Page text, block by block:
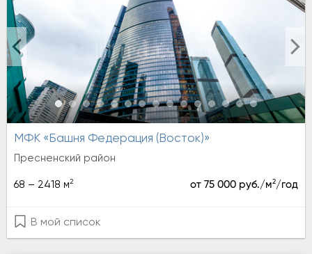
МФК «Башня Федерация (Восток)»
Пресненский район
68 – 2418 м2 от 75 000 руб./м2/год
В мой список